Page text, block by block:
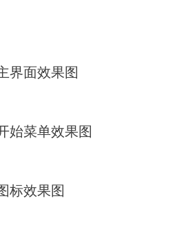
界面效果图
始菜单效果图
标效果图